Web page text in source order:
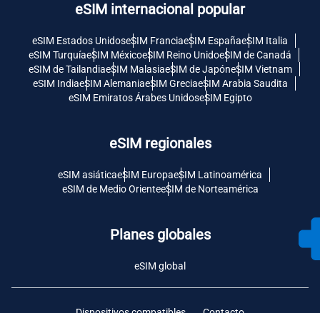
eSIM internacional popular
eSIM Estados UnidoseSIM FranciaeSIM EspañaeSIM Italia
eSIM TurquíaeSIM MéxicoeSIM Reino UnidoeSIM de Canadá
eSIM de TailandiaeSIM MalasiaeSIM de JapóneSIM Vietnam
eSIM IndiaeSIM AlemaniaeSIM GreciaeSIM Arabia Saudita
eSIM Emiratos Árabes UnidoseSIM Egipto
eSIM regionales
eSIM asiáticaeSIM EuropaeSIM Latinoamérica
eSIM de Medio OrienteeSIM de Norteamérica
Planes globales
eSIM global